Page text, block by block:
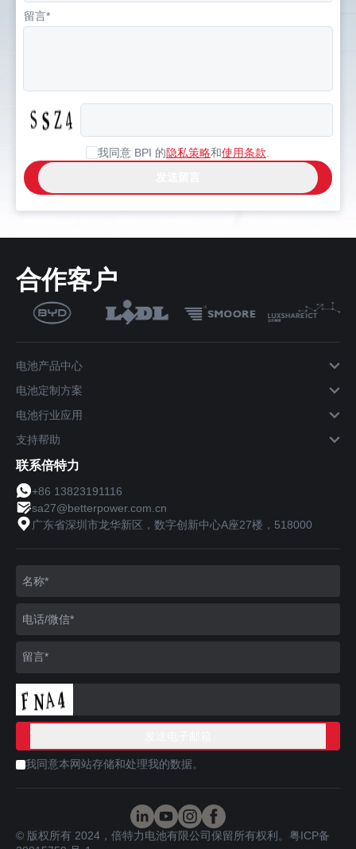
留言*
我同意 BPI 的隐私策略和使用条款
合作客户
电池产品中心
电池定制方案
电池行业应用
支持帮助
联系倍特力
+86 13823191116
sa27@betterpower.com.cn
广东省深圳市龙华新区，数字创新中心A座27楼，518000
我同意本网站存储和处理我的数据。
© 版权所有 2024，倍特力电池有限公司保留所有权利。 粤ICP备